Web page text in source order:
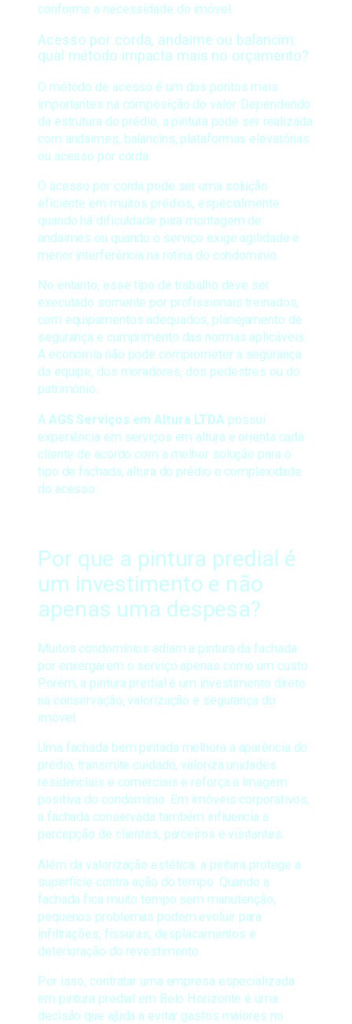
conforme a necessidade do imóvel.
Acesso por corda, andaime ou balancim:
qual método impacta mais no orçamento?
O método de acesso é um dos pontos mais
importantes na composição do valor. Dependendo
da estrutura do prédio, a pintura pode ser realizada
com andaimes, balancins, plataformas elevatórias
ou acesso por corda.
O acesso por corda pode ser uma solução
eficiente em muitos prédios, especialmente
quando há dificuldade para montagem de
andaimes ou quando o serviço exige agilidade e
menor interferência na rotina do condomínio.
No entanto, esse tipo de trabalho deve ser
executado somente por profissionais treinados,
com equipamentos adequados, planejamento de
segurança e cumprimento das normas aplicáveis.
A economia não pode comprometer a segurança
da equipe, dos moradores, dos pedestres ou do
patrimônio.
A AGS Serviços em Altura LTDA possui
experiência em serviços em altura e orienta cada
cliente de acordo com a melhor solução para o
tipo de fachada, altura do prédio e complexidade
do acesso.
Por que a pintura predial é
um investimento e não
apenas uma despesa?
Muitos condomínios adiam a pintura da fachada
por enxergarem o serviço apenas como um custo.
Porém, a pintura predial é um investimento direto
na conservação, valorização e segurança do
imóvel.
Uma fachada bem pintada melhora a aparência do
prédio, transmite cuidado, valoriza unidades
residenciais e comerciais e reforça a imagem
positiva do condomínio. Em imóveis corporativos,
a fachada conservada também influencia a
percepção de clientes, parceiros e visitantes.
Além da valorização estética, a pintura protege a
superfície contra ação do tempo. Quando a
fachada fica muito tempo sem manutenção,
pequenos problemas podem evoluir para
infiltrações, fissuras, desplacamentos e
deterioração do revestimento.
Por isso, contratar uma empresa especializada
em pintura predial em Belo Horizonte é uma
decisão que ajuda a evitar gastos maiores no